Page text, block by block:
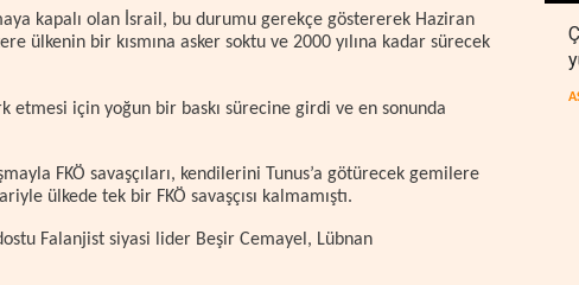
kapalı olan İsrail, bu durumu gerekçe göstererek Haziran
ülkenin bir kısmına asker soktu ve 2000 yılına kadar sürecek
etmesi için yoğun bir baskı sürecine girdi ve en sonunda
FKÖ savaşçıları, kendilerini Tunus’a götürecek gemilere
ülkede tek bir FKÖ savaşçısı kalmamıştı.
Falanjist siyasi lider Beşir Cemayel, Lübnan